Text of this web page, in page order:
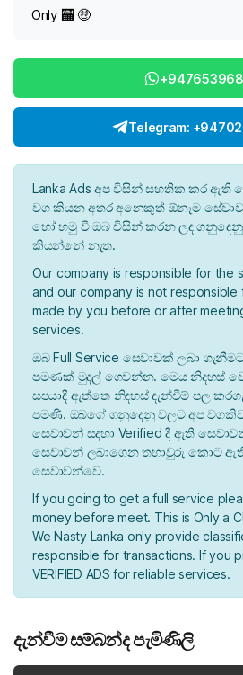
Only 🏧 🤑
Telegram:
Lanka Ads අප විසින් සහතික කර ඇති
වග කියන අතර අනෙකුත් ඕනෑම
හෝ හමු වී ඔබ විසින් කරන ලද ගනුදෙනු
කියන්නේ නැත.
Our company is responsible for the
and our company is not responsible
made by you before or after
services.
ඔබ Full Service සෙවාවක් ලබා
පමණක් මුදල් ගෙවන්න. මෙය නිදහස්
සපයාදී ඇත්තෙ නිදහස් දැන්වීම් පල
පමණි. ඔබගේ ගනුදෙනු වලට අප
සෙවාවන් සදහා Verified දී ඇති
සෙවාවන් ලබාගෙන තහාවුරු කොට
සෙවාවන්වෙ.
If you going to get a full service
money before meet. This is Only a
We Nasty Lanka only provide
responsible for transactions. If you
VERIFIED ADS for reliable services.
දැන්වීම සම්බන්ද පැමිණිලි